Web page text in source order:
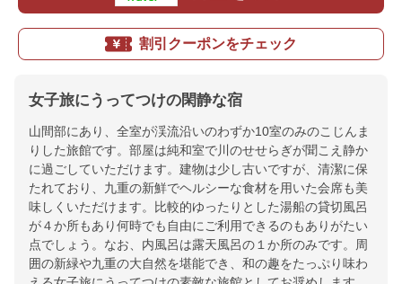
割引クーポンをチェック
女子旅にうってつけの閑静な宿
山間部にあり、全室が渓流沿いのわずか10室のみのこじんま
りした旅館です。部屋は純和室で川のせせらぎが聞こえ静か
に過ごしていただけます。建物は少し古いですが、清潔に保
たれており、九重の新鮮でヘルシーな食材を用いた会席も美
味しくいただけます。比較的ゆったりとした湯船の貸切風呂
が４か所もあり何時でも自由にご利用できるのもありがたい
点でしょう。なお、内風呂は露天風呂の１か所のみです。周
囲の新緑や九重の大自然を堪能でき、和の趣をたっぷり味わ